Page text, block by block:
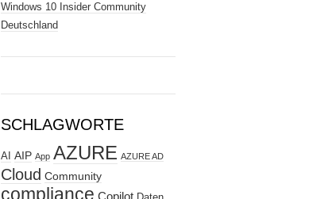
Windows 10 Insider Community
Deutschland
SCHLAGWORTE
AI AIP App AZURE AZURE AD
Cloud Community
compliance Copilot